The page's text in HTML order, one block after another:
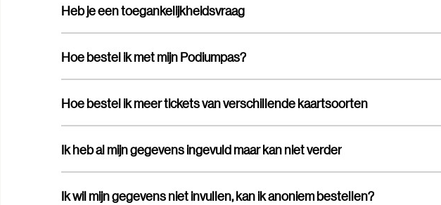
Heb je een toegankelijkheidsvraag
Hoe bestel ik met mijn Podiumpas?
Hoe bestel ik meer tickets van verschillende kaartsoorten
Ik heb al mijn gegevens ingevuld maar kan niet verder
Ik wil mijn gegevens niet invullen, kan ik anoniem bestellen?